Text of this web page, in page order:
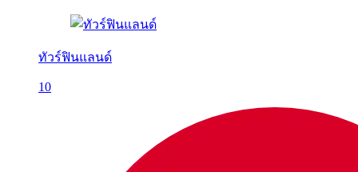
ทัวร์ฟินแลนด์
10